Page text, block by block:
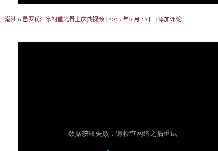
潮汕五邑罗氏汇宗祠重光晋主庆典视频 2015 年 3 月 16 日 添加评论